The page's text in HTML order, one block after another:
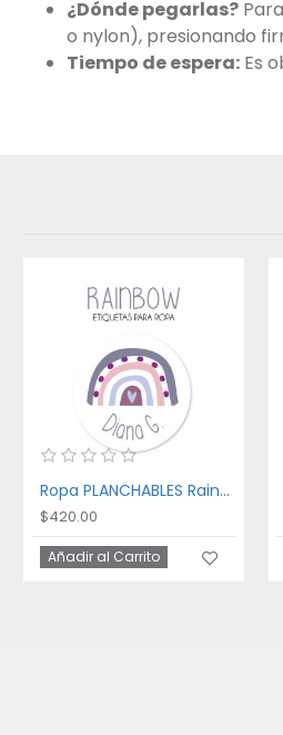
¿Dónde pegarlas?
o nylon), presionando
Tiempo de espera: Es
Ropa PLANCHABLES Rainbow
$420.00
Añadir al Carrito